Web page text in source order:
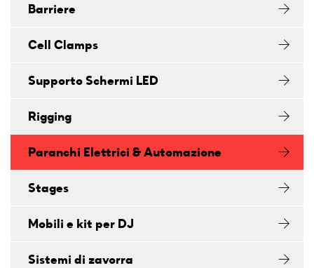
Barriere
Cell Clamps
Supporto Schermi LED
Rigging
Paranchi Elettrici & Automazione
Stages
Mobili e kit per DJ
Sistemi di zavorra